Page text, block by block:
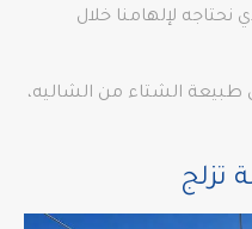
لإلهامنا خلال
الشتاء من الشاليه،
تزلج